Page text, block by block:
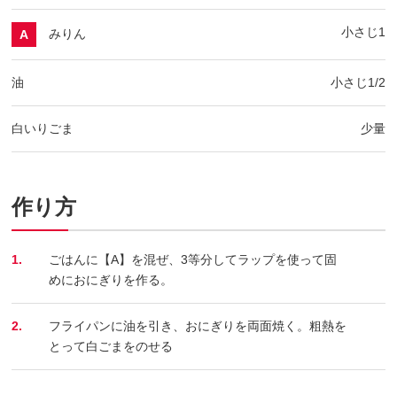
A みりん 小さじ1
油 小さじ1/2
白いりごま 少量
作り方
1.
ごはんに【A】を混ぜ、3等分してラップを使って固
めにおにぎりを作る。
2.
フライパンに油を引き、おにぎりを両面焼く。粗熱を
とって白ごまをのせる